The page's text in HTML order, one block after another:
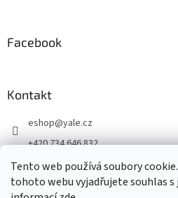
Tento web používá soubory
tohoto webu vyjadřujete souhlas s
Facebook
Kontakt
eshop@yale.cz
+420 734 646 832
+420 734 646 832
Připojte se k nám